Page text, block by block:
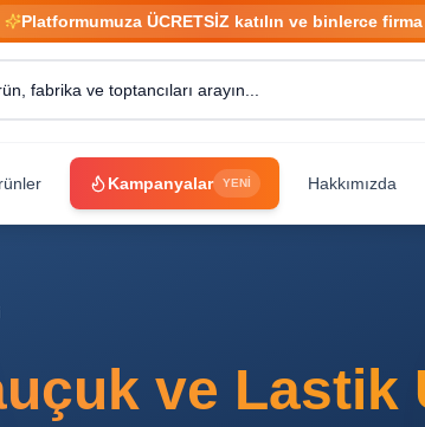
Platformumuza ÜCRETSİZ katılın ve binlerce firma
Kampanyalar YENİ Hakkımızda
ve Lastik